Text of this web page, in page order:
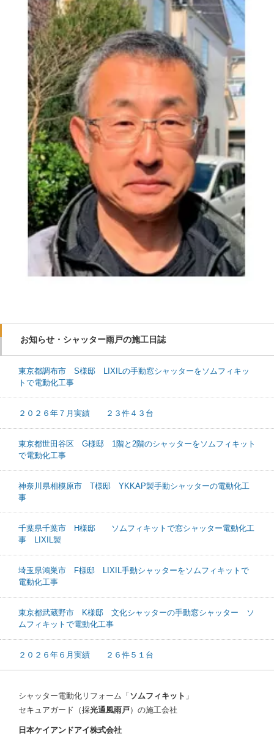
お知らせ・シャッター雨戸の施工日誌
東京都調布市 S様邸 LIXILの手動窓シャッターをソムフィキッ
トで電動化工事
２０２６年７月実績 ２３件４３台
東京都世田谷区 G様邸 1階と2階のシャッターをソムフィキット
で電動化工事
神奈川県相模原市 T様邸 YKKAP製手動シャッターの電動化工
事
千葉県千葉市 H様邸 ソムフィキットで窓シャッター電動化工
事 LIXIL製
埼玉県鴻巣市 F様邸 LIXIL手動シャッターをソムフィキットで
電動化工事
東京都武蔵野市 K様邸 文化シャッターの手動窓シャッター ソ
ムフィキットで電動化工事
２０２６年６月実績 ２６件５１台
シャッター電動化リフォーム「 ソムフィキット 」
セキュアガード（採光通風雨戸）の施工会社
日本ケイアンドアイ株式会社